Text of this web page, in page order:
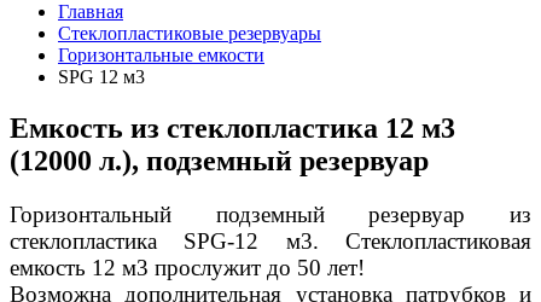
Главная
Стеклопластиковые резервуары
Горизонтальные емкости
SPG 12 м3
Емкость из стеклопластика 12 м3
(12000 л.), подземный резервуар
Горизонтальный подземный резервуар из
стеклопластика SPG-12 м3. Стеклопластиковая
емкость 12 м3 прослужит до 50 лет!
Возможна дополнительная установка патрубков и